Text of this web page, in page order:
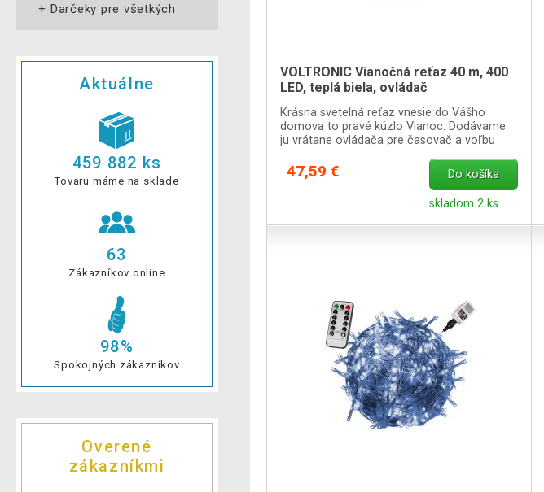
+ Darčeky pre všetkých
Aktuálne
459 882 ks
Tovaru máme na sklade
63
Zákazníkov online
98%
Spokojných zákazníkov
Overené
zákazníkmi
VOLTRONIC Vianočná reťaz 40 m, 400
LED, teplá biela, ovládač
Krásna svetelná reťaz vnesie do Vášho
domova to pravé kúzlo Vianoc. Dodávame
ju vrátane ovládača pre časovač a voľbu
47,59 € Do košíka
skladom 2 ks